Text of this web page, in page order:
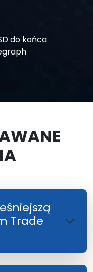
do końca
Trade